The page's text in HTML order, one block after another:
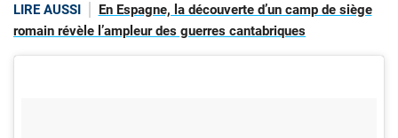
LIRE AUSSI
En Espagne, la découverte d’un camp de siège
romain révèle l’ampleur des guerres cantabriques